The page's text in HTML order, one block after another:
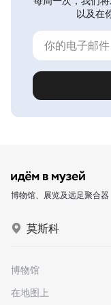
以及在
博物馆、展览及远足聚合器
莫斯科
博物馆
在地图上